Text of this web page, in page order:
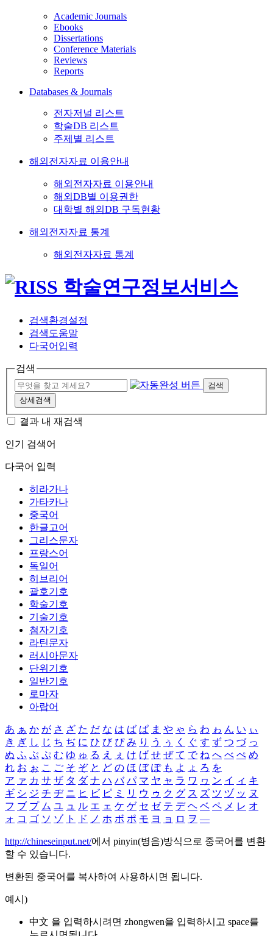
Academic Journals
Ebooks
Dissertations
Conference Materials
Reviews
Reports
Databases & Journals
전자저널 리스트
학술DB 리스트
주제별 리스트
해외전자자료 이용안내
해외전자자료 이용안내
해외DB별 이용권한
대학별 해외DB 구독현황
해외전자자료 통계
해외전자자료 통계
검색환경설정
검색도움말
다국어입력
검색
검색
상세검색
결과 내 재검색
인기 검색어
다국어 입력
히라가나
가타카나
중국어
한글고어
그리스문자
프랑스어
독일어
히브리어
괄호기호
학술기호
기술기호
첨자기호
라틴문자
러시아문자
단위기호
일반기호
로마자
아랍어
あ ぁ か が さ ざ た だ な は ば ぱ ま や ゃ ら わ ゎ ん い ぃ
き ぎ し じ ち ぢ に ひ び ぴ み り う ぅ く ぐ す ず つ づ っ
ぬ ふ ぶ ぷ む ゆ ゅ る え ぇ け げ せ ぜ て で ね へ べ ぺ め
れ お ぉ こ ご そ ぞ と ど の ほ ぼ ぽ も よ ょ ろ を
ア ァ カ サ ザ タ ダ ナ ハ バ パ マ ヤ ャ ラ ワ ヮ ン イ ィ キ
ギ シ ジ チ ヂ ニ ヒ ビ ピ ミ リ ウ ゥ ク グ ス ズ ツ ヅ ッ ヌ
フ ブ プ ム ユ ュ ル エ ェ ケ ゲ セ ゼ テ デ ヘ ベ ペ メ レ オ
ォ コ ゴ ソ ゾ ト ド ノ ホ ボ ポ モ ヨ ョ ロ ヲ ―
http://chineseinput.net/에서 pinyin(병음)방식으로 중국어를 변환
할 수 있습니다.
변환된 중국어를 복사하여 사용하시면 됩니다.
예시)
中文 을 입력하시려면 zhongwen을 입력하시고 space를